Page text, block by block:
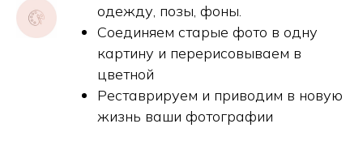
одежду, позы, фоны.
Соединяем старые фото в одну
картину и перерисовываем в
цветной
Реставрируем и приводим в новую
жизнь ваши фотографии